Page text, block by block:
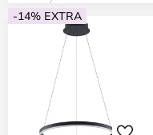
-14% EXTRA